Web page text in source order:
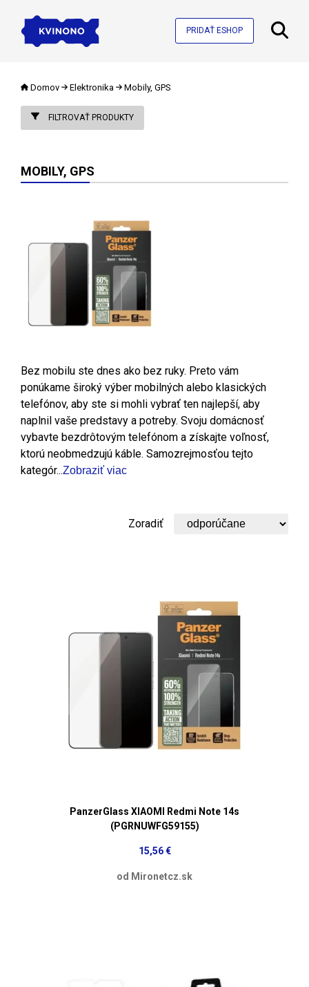
PRIDAŤ ESHOP
Domov Elektronika Mobily, GPS
FILTROVAŤ PRODUKTY
MOBILY, GPS
Bez mobilu ste dnes ako bez ruky. Preto vám
ponúkame široký výber mobilných alebo klasických
telefónov, aby ste si mohli vybrať ten najlepší, aby
naplnil vaše predstavy a potreby. Svoju domácnosť
vybavte bezdrôtovým telefónom a získajte voľnosť,
ktorú neobmedzujú káble. Samozrejmosťou tejto
kategór...Zobraziť viac
Zoradiť
PanzerGlass XIAOMI Redmi Note 14s
(PGRNUWFG59155)
15,56 €
od Mironetcz.sk